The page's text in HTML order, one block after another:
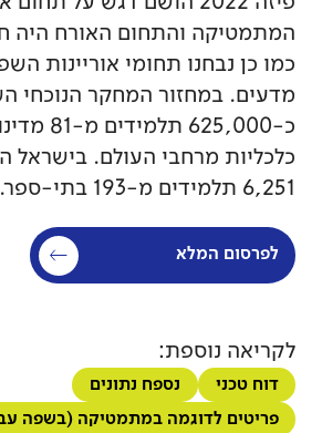
המתמטיקה והתחום האורח היה
כמו כן נבחנו תחומי אוריינות
מדעים. במחזור המחקר הנוכחי
כ-625,000
כלכליות מרחבי העולם.
6,251 תלמידים מ-193 בתי-ספר.
לפרסום המלא
לקריאה נוספת:
דוח טכני
נספח נתונים
פריטים לדוגמה במתמטיקה (בשפה